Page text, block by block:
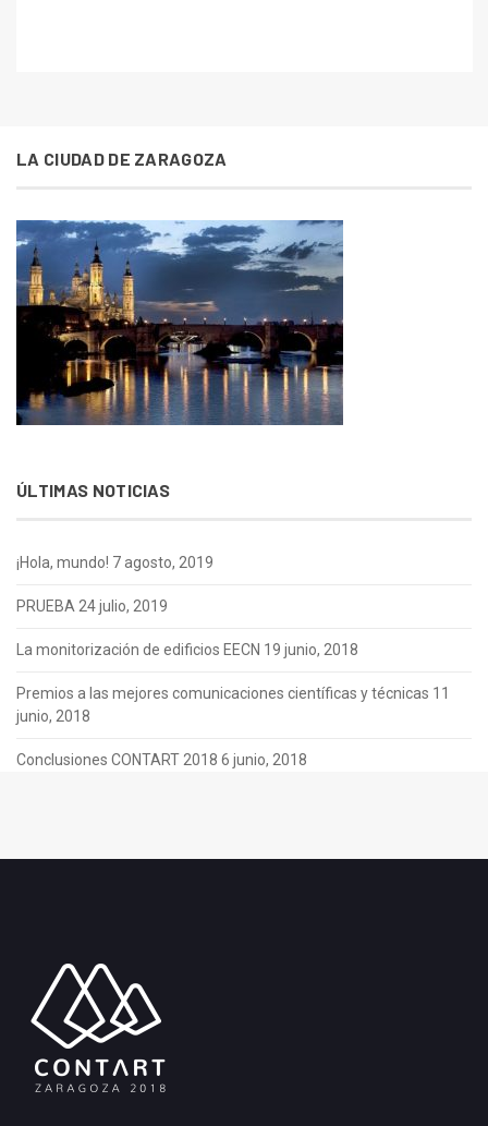
LA CIUDAD DE ZARAGOZA
ÚLTIMAS NOTICIAS
¡Hola, mundo! 7 agosto, 2019
PRUEBA 24 julio, 2019
La monitorización de edificios EECN 19 junio, 2018
Premios a las mejores comunicaciones científicas y técnicas 11
junio, 2018
Conclusiones CONTART 2018 6 junio, 2018